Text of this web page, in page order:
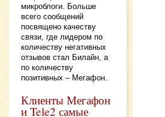
микроблоги. Больше
всего сообщений
посвящено качеству
связи, где лидером по
количеству негативных
отзывов стал Билайн, а
по количеству
позитивных – Мегафон.
Клиенты Мегафон
и Tele2 самые